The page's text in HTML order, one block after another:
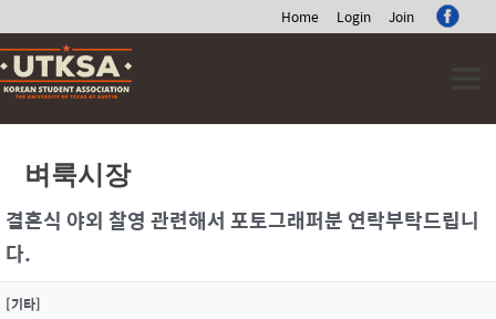
Home Login Join
Skip
to
content
벼룩시장
결혼식 야외 찰영 관련해서 포토그래퍼분 연락부탁드립니
다.
[기타]